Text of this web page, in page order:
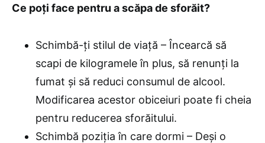
Ce poți face pentru a scăpa de sforăit?
Schimbă-ți stilul de viață – Încearcă să
scapi de kilogramele în plus, să renunți la
fumat și să reduci consumul de alcool.
Modificarea acestor obiceiuri poate fi cheia
pentru reducerea sforăitului.
Schimbă poziția în care dormi – Deși o